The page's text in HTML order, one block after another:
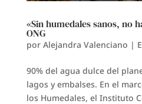
«Sin humedales sanos, no
ONG
por Alejandra Valenciano |
90% del agua dulce del
lagos y embalses. En el
los Humedales, el Instituto